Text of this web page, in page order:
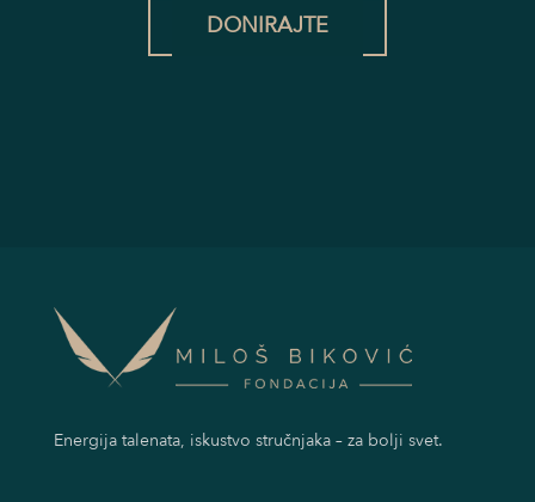
DONIRAJTE
Energija talenata, iskustvo stručnjaka – za bolji svet.